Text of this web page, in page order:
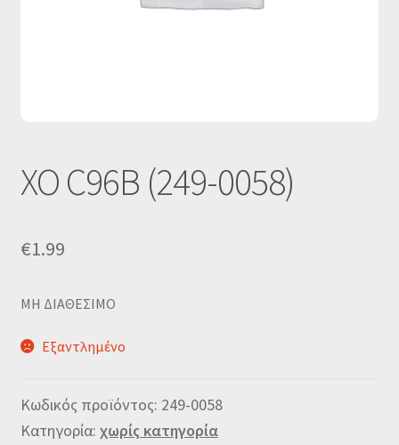
XO C96B (249-0058)
€1.99
MΗ ΔΙΑΘΕΣΙΜΟ
Εξαντλημένο
Κωδικός προϊόντος: 249-0058
Κατηγορία: χωρίς κατηγορία